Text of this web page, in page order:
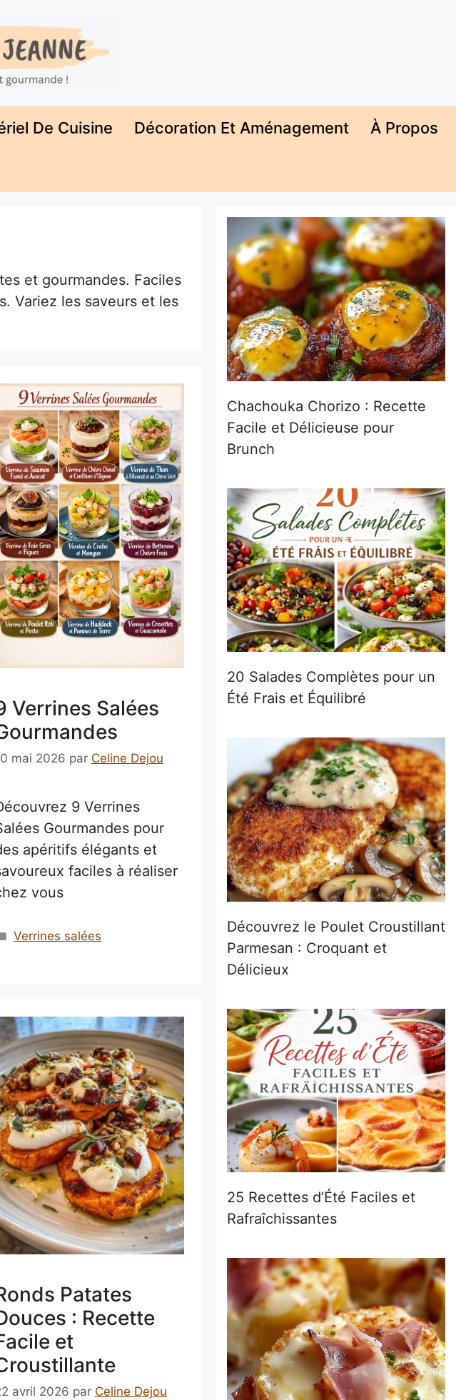
De Cuisine Décoration Et Aménagement À Propos
et gourmandes. Faciles
Variez les saveurs et les
Verrines Salées
mai 2026 par Celine Dejou
9 Verrines
Gourmandes pour
apéritifs élégants et
faciles à réaliser
vous
Catégories
Verrines salées
Patates
: Recette
et
avril 2026 par Celine Dejou
Chachouka Chorizo : Recette
Facile et Délicieuse pour
Brunch
20 Salades Complètes pour un
Été Frais et Équilibré
Découvrez le Poulet Croustillant
Parmesan : Croquant et
Délicieux
25 Recettes d’Été Faciles et
Rafraîchissantes